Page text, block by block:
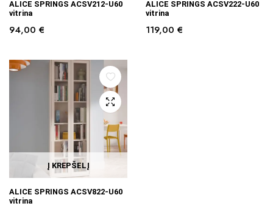
ALICE SPRINGS ACSV212-U60
vitrina
94,00 €
ALICE SPRINGS ACSV222-U60
vitrina
119,00 €
Į KREPŠELĮ
ALICE SPRINGS ACSV822-U60
vitrina